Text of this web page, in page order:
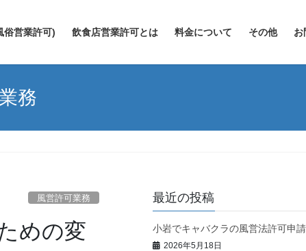
俗営業許可) 飲食店営業許可とは 料金について その他 お
務
風営許可業務
めの変
最近の投稿
小岩でキャバクラの風営法許可申請
2026年5月18日